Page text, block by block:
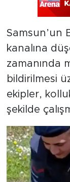
Samsun’un
kanalına
zamanında
bildirilmesi
ekipler,
şekilde